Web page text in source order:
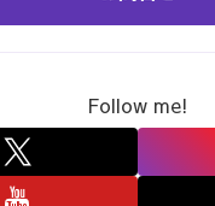
Follow me!